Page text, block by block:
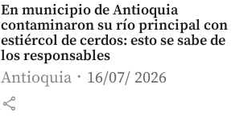
En municipio de Antioquia
contaminaron su río principal con
estiércol de cerdos: esto se sabe de
los responsables
Antioquia 16/07/ 2026
share